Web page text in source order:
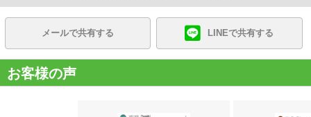
メールで共有する LINEで共有する
お客様の声